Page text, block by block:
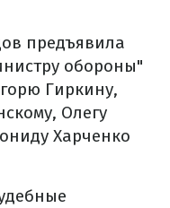
предъявила
обороны"
Гиркину,
Олегу
Харченко